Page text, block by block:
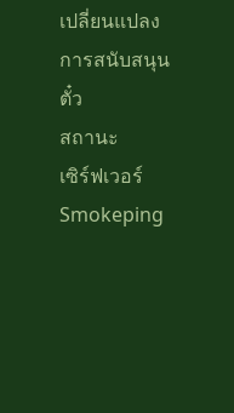
เปลี่ยนแปลง
การสนับสนุน
ตั๋ว
สถานะ
เซิร์ฟเวอร์
Smokeping